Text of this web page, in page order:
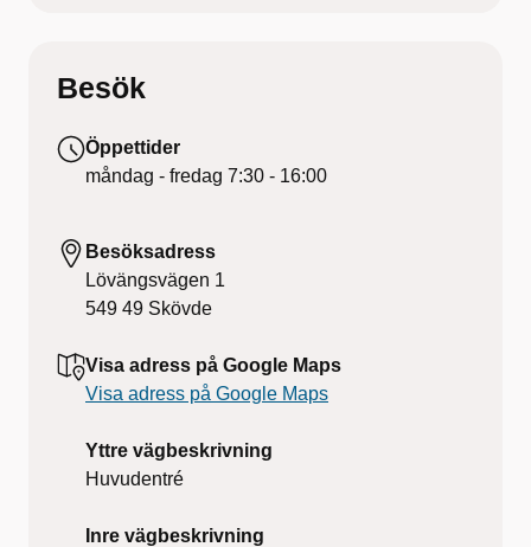
Besök
Öppettider
måndag - fredag 7:30 - 16:00
Besöksadress
Lövängsvägen 1
549 49 Skövde
Visa adress på Google Maps
Visa adress på Google Maps
Yttre vägbeskrivning
Huvudentré
Inre vägbeskrivning